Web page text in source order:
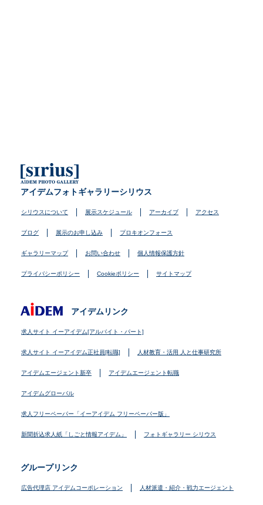
アイデムフォトギャラリーシリウス
シリウスについて 展示スケジュール アーカイブ アクセス
ブログ 展示のお申し込み プロキオンフォース
ギャラリーマップ お問い合わせ 個人情報保護方針
プライバシーポリシー Cookieポリシー サイトマップ
アイデムリンク
求人サイト イーアイデム[アルバイト・パート]
求人サイト イーアイデム正社員[転職] 人材教育・活用 人と仕事研究所
アイデムエージェント新卒 アイデムエージェント転職
アイデムグローバル
求人フリーペーパー「イーアイデム フリーペーパー版」
新聞折込求人紙「しごと情報アイデム」 フォトギャラリー シリウス
グループリンク
広告代理店 アイデムコーポレーション 人材派遣・紹介・戦力エージェント